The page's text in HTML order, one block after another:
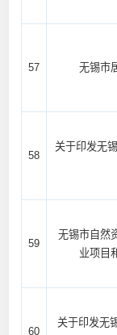
57 无锡市
58
关于印发无
59
无锡市自然
业项目
60
关于印发无